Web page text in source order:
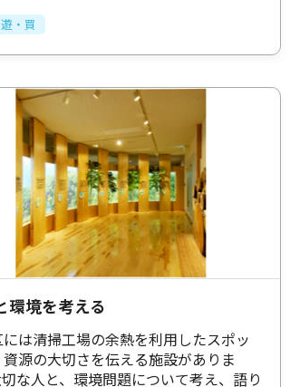
・買
環境を考える
は清掃工場の余熱を利用したスポッ
資源の大切さを伝える施設がありま
な人と、環境問題について考え、語り